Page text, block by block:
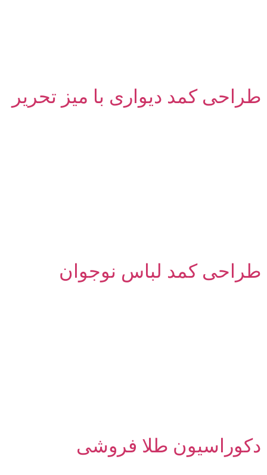
طراحی کمد دیواری با میز تحریر
طراحی کمد لباس نوجوان
دکوراسیون طلا فروشی